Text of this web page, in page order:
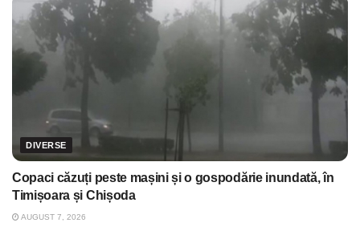
DIVERSE
Copaci căzuți peste mașini și o gospodărie inundată, în
Timișoara și Chișoda
AUGUST 7, 2026